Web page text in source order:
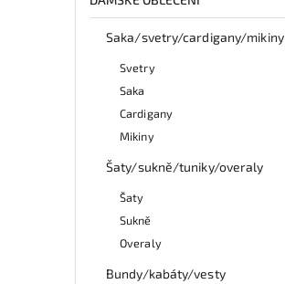
Saka/svetry/cardigany/mikiny
Svetry
Saka
Cardigany
Mikiny
Šaty/sukně/tuniky/overaly
Šaty
Sukně
Overaly
Bundy/kabáty/vesty